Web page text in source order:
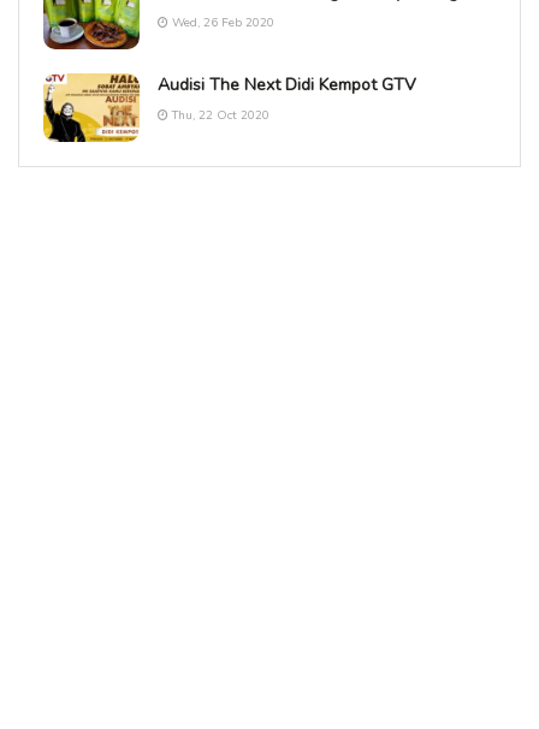
Wed, 26 Feb 2020
Audisi The Next Didi Kempot GTV
Thu, 22 Oct 2020